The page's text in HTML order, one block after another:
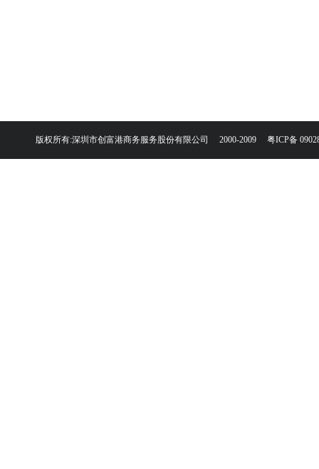
版权所有:深圳市创富港商务服务股份有限公司 2000-2009 粤ICP备